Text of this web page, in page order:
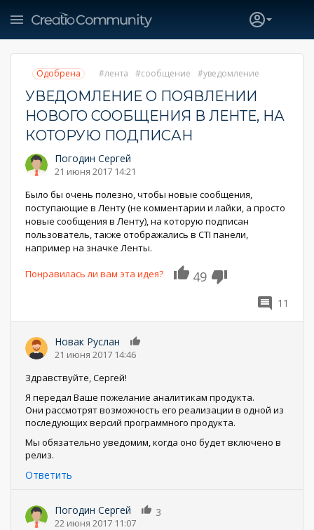
Одобрена лента сообщение уведомление
УВЕДОМЛЕНИЕ О ПОЯВЛЕНИИ
НОВОГО СООБЩЕНИЯ В ЛЕНТЕ, НА
КОТОРУЮ ПОДПИСАН
Погодин Сергей
21 июня 2017 14:21
Было бы очень полезно, чтобы новые сообщения,
поступающие в Ленту (не комментарии и лайки, а просто
новые сообщения в Ленту), на которую подписан
пользователь, также отображались в CTI панели,
например на значке Ленты.
Понравилась ли вам эта идея? 49
11
Новак Руслан
21 июня 2017 14:46
Здравствуйте, Сергей!
Я передал Ваше пожелание аналитикам продукта.
Они рассмотрят возможность его реализации в одной из
последующих версий программного продукта.
Мы обязательно уведомим, когда оно будет включено в
релиз.
Ответить
Погодин Сергей
22 июня 2017 11:07
3